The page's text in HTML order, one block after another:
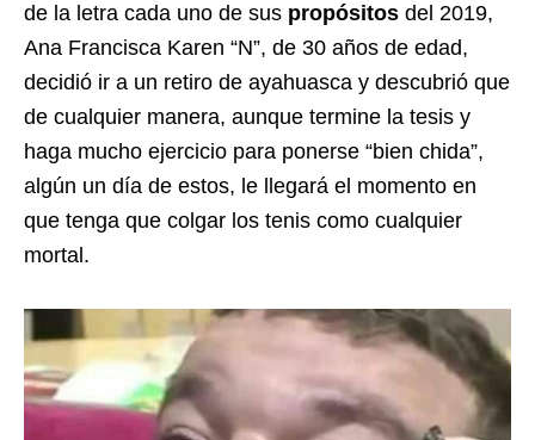
de la letra cada uno de sus propósitos del 2019,
Ana Francisca Karen “N”, de 30 años de edad,
decidió ir a un retiro de ayahuasca y descubrió que
de cualquier manera, aunque termine la tesis y
haga mucho ejercicio para ponerse “bien chida”,
algún un día de estos, le llegará el momento en
que tenga que colgar los tenis como cualquier
mortal.